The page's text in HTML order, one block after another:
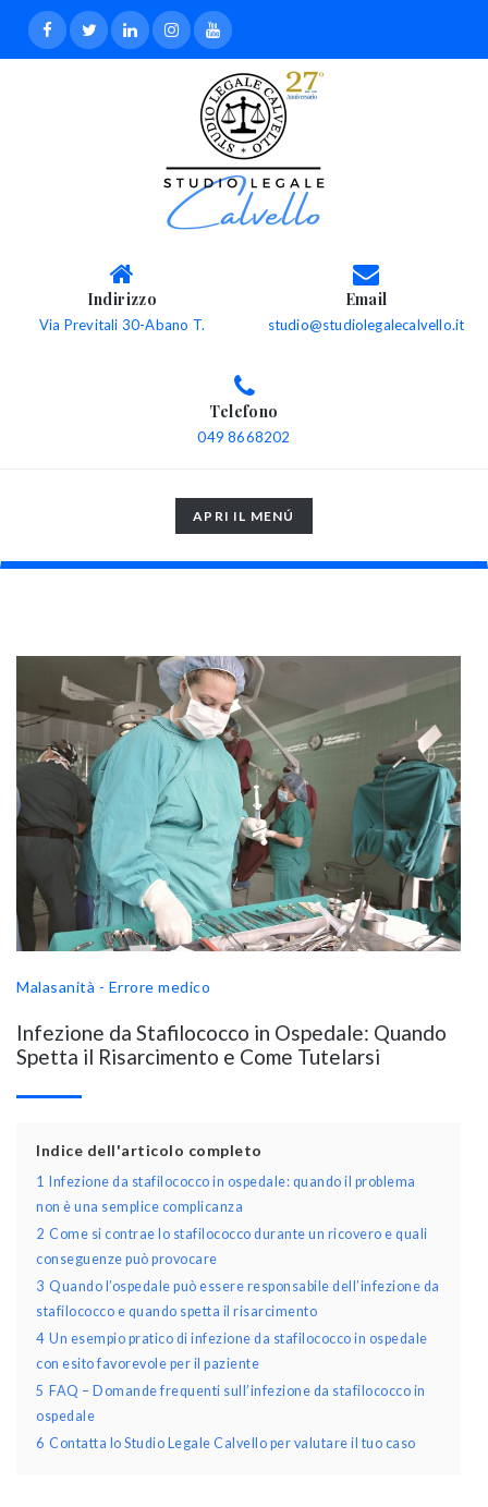
Indirizzo
Via Previtali 30-Abano T.
Email
studio@studiolegalecalvello.it
Telefono
049 8668202
TOGGLE
NAVIGATION
APRI IL MENÚ
Malasanità - Errore medico
Infezione da Stafilococco in Ospedale: Quando
Spetta il Risarcimento e Come Tutelarsi
Indice dell'articolo completo
1
Infezione da stafilococco in ospedale: quando il problema
non è una semplice complicanza
2 Come si contrae lo stafilococco durante un ricovero e quali
conseguenze può provocare
3 Quando l’ospedale può essere responsabile dell’infezione da
stafilococco e quando spetta il risarcimento
4 Un esempio pratico di infezione da stafilococco in ospedale
con esito favorevole per il paziente
5 FAQ – Domande frequenti sull’infezione da stafilococco in
ospedale
6 Contatta lo Studio Legale Calvello per valutare il tuo caso